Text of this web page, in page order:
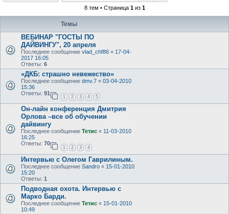
8 тем • Страница 1из 1
Темы
ВЕБИНАР "ГОСТЫ ПО
ДАЙВИНГУ", 20 апреля
Последнее сообщение vlad_chf86 « 17-04-
2017 16:05
Ответы: 6
«ДКБ: страшно невежество»
Последнее сообщение dmv.7 « 03-04-2010
15:36
Ответы: 91
1 2 3 4 5
Он-лайн конференция Дмитрия
Орлова –все об обучении
дайвингу
Последнее сообщение Тетис « 11-03-2010
16:25
Ответы: 70
1 2 3 4
Интервью с Олегом Гаврилиным.
Последнее сообщение Sandro « 15-01-2010
15:20
Ответы: 1
Подводная охота. Интервью с
Марко Барди.
Последнее сообщение Тетис « 15-01-2010
10:49